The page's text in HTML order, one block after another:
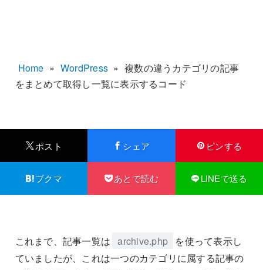
Home » WordPress » 複数の違うカテゴリの記事
をまとめて取得し一覧に表示するコード
ポスト シェア ピンする
ブクマ あとで読む LINEで送る
これまで、記事一覧は archive.php
を使って表示し
ていましたが、これは一つのカテゴリに属する記事の